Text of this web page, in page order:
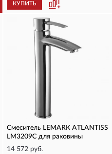
КУПИТЬ
Смеситель LEMARK ATLANTISS
LM3209C для раковины
14 572 руб.